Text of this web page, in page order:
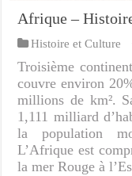
Afrique –
Histoire et Culture
Troisième
couvre environ
millions de km².
1,111 milliard
la population
L’Afrique est
la mer Rouge à